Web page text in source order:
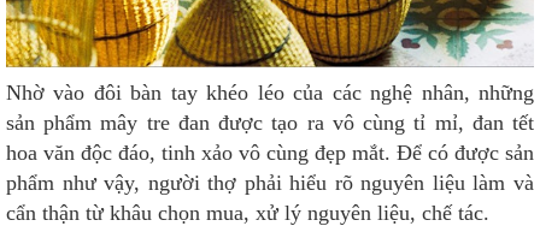
Nhờ vào đôi bàn tay khéo léo của các nghệ nhân, những
sản phẩm mây tre đan được tạo ra vô cùng tỉ mỉ, đan tết
hoa văn độc đáo, tinh xảo vô cùng đẹp mắt. Để có được sản
phẩm như vậy, người thợ phải hiểu rõ nguyên liệu làm và
cẩn thận từ khâu chọn mua, xử lý nguyên liệu, chế tác.